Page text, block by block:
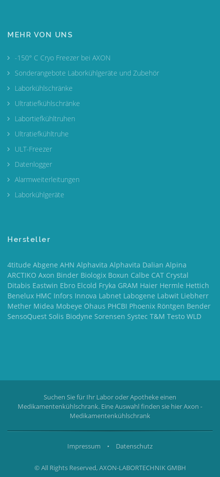
MEHR VON UNS
-150° C Cryo Freezer bei AXON
Sonderangebote Laborkühlgeräte und Zubehör
Laborkühlschränke
Ultratiefkühlschränke
Labortiefkühltruhen
Ultratiefkühltruhe
ULT-Freezer
Datenlogger
Alarmweiterleitungen
Laborkühlgeräte
Hersteller
4titude Abgene AHN Alphavita Alphavita Dalian Alpina
ARCTIKO Axon Binder Biologix Boxun Calbe CAT Crystal
Ditabis Eastwin Ebro Elcold Fryka GRAM Haier Hermle Hettich
Benelux HMC Infors Innova Labnet Labogene Labwit Liebherr
Mether Midea Mobeye Ohaus PHCBI Phoenix Röntgen Bender
SensoQuest Solis Biodyne Sorensen Systec T&M Testo WLD
Suchen Sie für Ihr Labor oder Apotheke einen
Medikamentenkühlschrank. Eine Auswahl finden sie hierAxon -
Medikamentenkühlschrank
Impressum • Datenschutz
© All Rights Reserved, AXON-LABORTECHNIK GMBH